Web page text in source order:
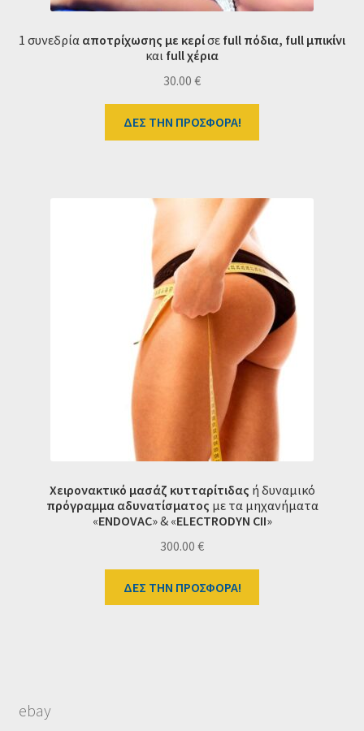
1 συνεδρία αποτρίχωσης με κερίσε full πόδια, full μπικίνι
και full χέρια
30.00 €
ΔΕΣ ΤΗΝ ΠΡΟΣΦΟΡΑ!
Χειρονακτικό μασάζ κυτταρίτιδας ή δυναμικό
πρόγραμμα αδυνατίσματος με τα μηχανήματα
«ENDOVAC» & «ELECTRODYN CII»
300.00 €
ΔΕΣ ΤΗΝ ΠΡΟΣΦΟΡΑ!
ebay